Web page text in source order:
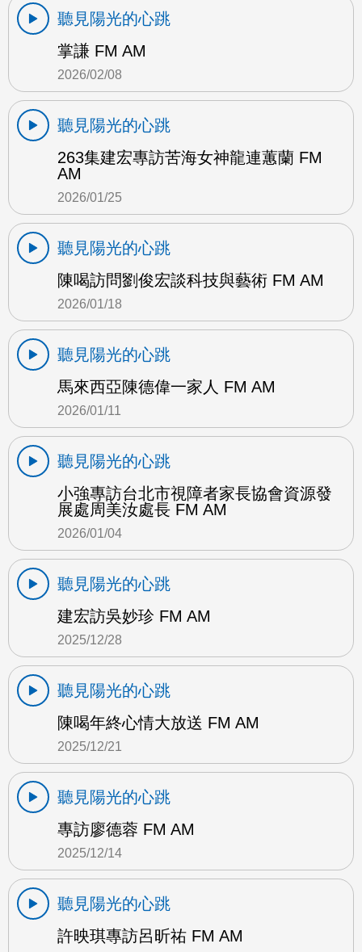
聽見陽光的心跳
掌謙 FM AM
2026/02/08
聽見陽光的心跳
263集建宏專訪苦海女神龍連蕙蘭 FM
AM
2026/01/25
聽見陽光的心跳
陳喝訪問劉俊宏談科技與藝術 FM AM
2026/01/18
聽見陽光的心跳
馬來西亞陳德偉一家人 FM AM
2026/01/11
聽見陽光的心跳
小強專訪台北市視障者家長協會資源發
展處周美汝處長 FM AM
2026/01/04
聽見陽光的心跳
建宏訪吳妙珍 FM AM
2025/12/28
聽見陽光的心跳
陳喝年終心情大放送 FM AM
2025/12/21
聽見陽光的心跳
專訪廖德蓉 FM AM
2025/12/14
聽見陽光的心跳
許映琪專訪呂昕祐 FM AM